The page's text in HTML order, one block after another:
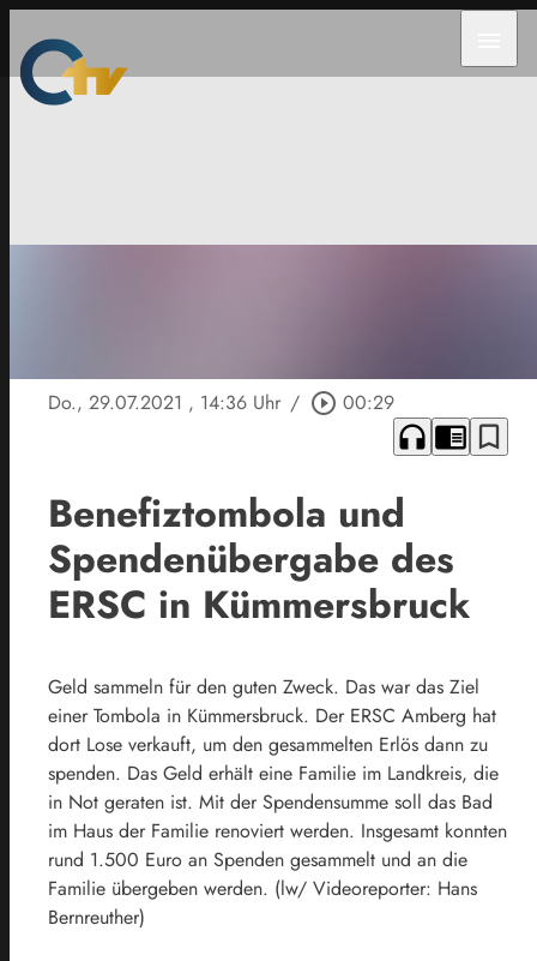
Do., 29.07.2021 , 14:36 Uhr / play_circle_outline 00:29
headphones chrome_reader_mode bookmark_border
Benefiztombola und
Spendenübergabe des
ERSC in Kümmersbruck
Geld sammeln für den guten Zweck. Das war das Ziel
einer Tombola in Kümmersbruck. Der ERSC Amberg hat
dort Lose verkauft, um den gesammelten Erlös dann zu
spenden. Das Geld erhält eine Familie im Landkreis, die
in Not geraten ist. Mit der Spendensumme soll das Bad
im Haus der Familie renoviert werden. Insgesamt konnten
rund 1.500 Euro an Spenden gesammelt und an die
Familie übergeben werden. (lw/ Videoreporter: Hans
Bernreuther)